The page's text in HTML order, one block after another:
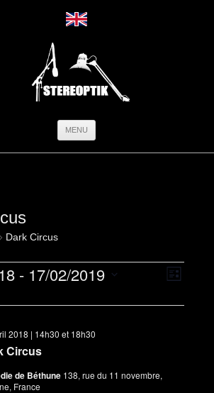
MENU
Dark Circus
Navigation
parde
Liste
- 17/02/2019
Circus
2018 | 14h30 et 18h30
de Béthune 138, rue du 11 novembre,
France